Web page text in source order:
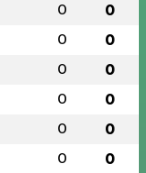
0 0
0 0
0 0
0 0
0 0
0 0